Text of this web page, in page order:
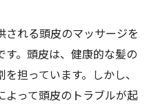
れる頭皮のマッサージを
。頭皮は、健康的な髪の
担っています。しかし、
よって頭皮のトラブルが起